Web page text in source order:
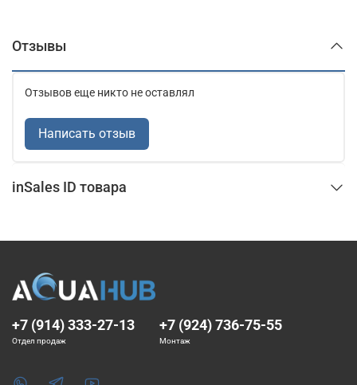
Отзывы
Отзывов еще никто не оставлял
Написать отзыв
inSales ID товара
+7 (914) 333-27-13
Отдел продаж
+7 (924) 736-75-55
Монтаж